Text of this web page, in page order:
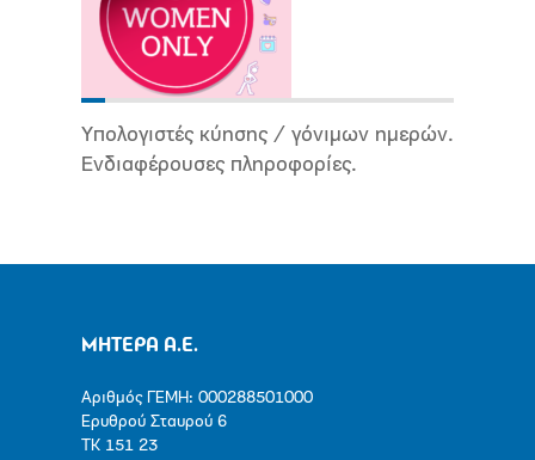
Υπολογιστές κύησης / γόνιμων ημερών.
Ενδιαφέρουσες πληροφορίες.
ΜΗΤΕΡΑ Α.Ε.
Αριθμός ΓΕΜΗ: 000288501000
Ερυθρού Σταυρού 6
ΤΚ 151 23